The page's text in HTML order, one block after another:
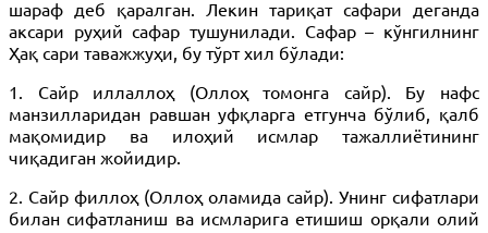
шараф деб қаралган. Лекин тариқат сафари деганда
аксари руҳий сафар тушунилади. Сафар – кўнгилнинг
Ҳақ сари таважжуҳи, бу тўрт хил бўлади:
1. Сайр иллаллоҳ (Оллоҳ томонга сайр). Бу нафс
манзилларидан равшан уфқларга етгунча бўлиб, қалб
мақомидир ва илоҳий исмлар тажаллиётининг
чиқадиган жойидир.
2. Сайр филлоҳ (Оллоҳ оламида сайр). Унинг сифатлари
билан сифатланиш ва исмларига етишиш орқали олий